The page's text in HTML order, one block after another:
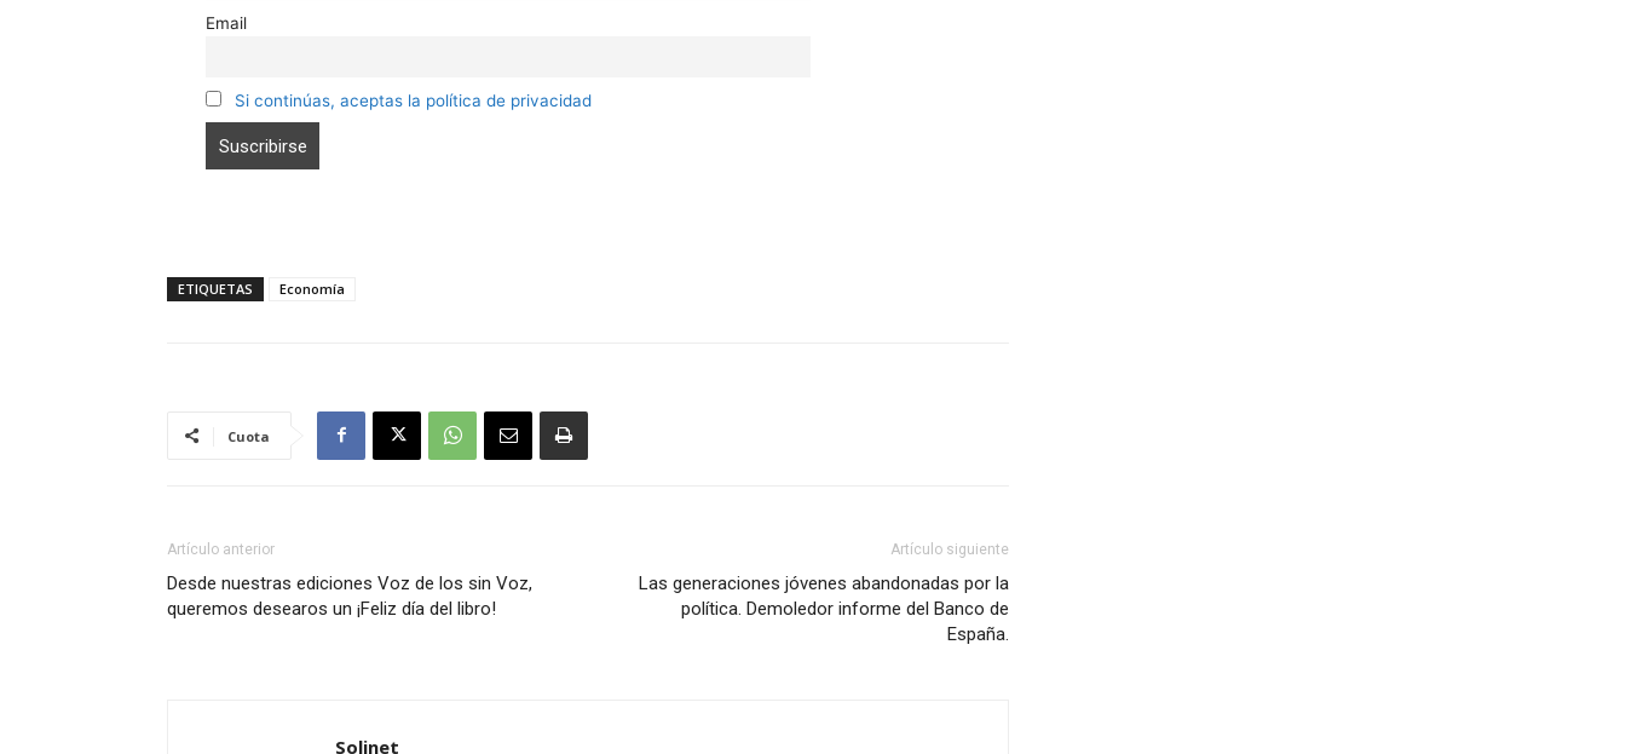
Email
Si continúas, aceptas la política de privacidad
ETIQUETAS Economía
Cuota
Artículo anterior
Desde nuestras ediciones Voz de los sin Voz,
queremos desearos un ¡Feliz día del libro!
Artículo siguiente
Las generaciones jóvenes abandonadas por la
política. Demoledor informe del Banco de
España.
Solinet